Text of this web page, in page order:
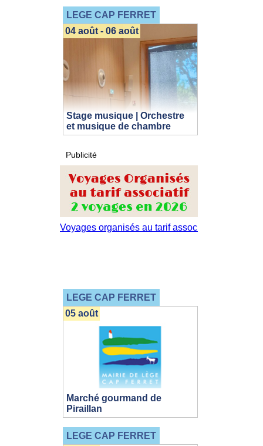
LEGE CAP FERRET
Stage musique | Orchestre
et musique de chambre
04 août - 06 août
Publicité
LEGE CAP FERRET
Marché gourmand de
Piraillan
05 août
LEGE CAP FERRET